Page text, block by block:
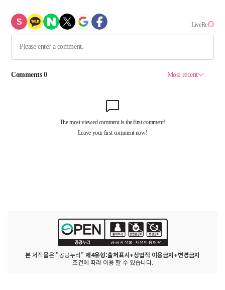
본 저작물은 "공공누리" 제4유형:출처표시+상업적 이용금지+변경금지
조건에 따라 이용 할 수 있습니다.